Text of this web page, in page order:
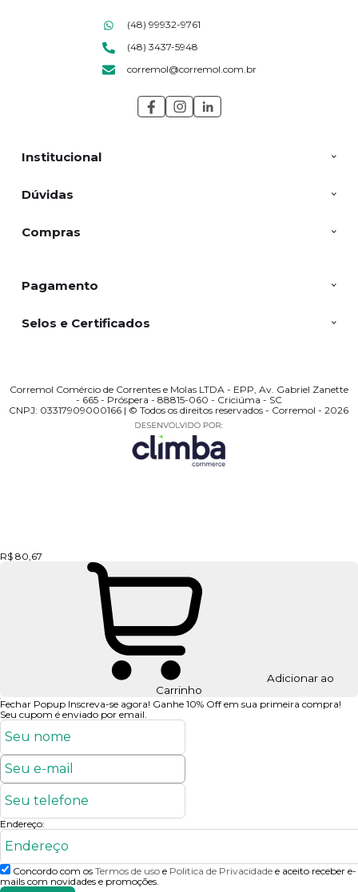
Institucional
Dúvidas
Compras
(48) 99932-9761
(48) 3437-5948
corremol@corremol.com.br
Pagamento
Selos e Certificados
Corremol Comércio de Correntes e Molas LTDA - EPP, Av. Gabriel Zanette
- 665 - Próspera - 88815-060 - Criciúma - SC
CNPJ: 03317909000166 | © Todos os direitos reservados - Corremol - 2026
R$ 80,67
Adicionar ao
Carrinho
Fechar Popup Inscreva-se agora! Ganhe 10% Off em sua primeira compra!
Seu cupom é enviado por email.
Endereço:
Concordo com os Termos de uso e Politica de Privacidade e aceito receber e-
mails com novidades e promoções.